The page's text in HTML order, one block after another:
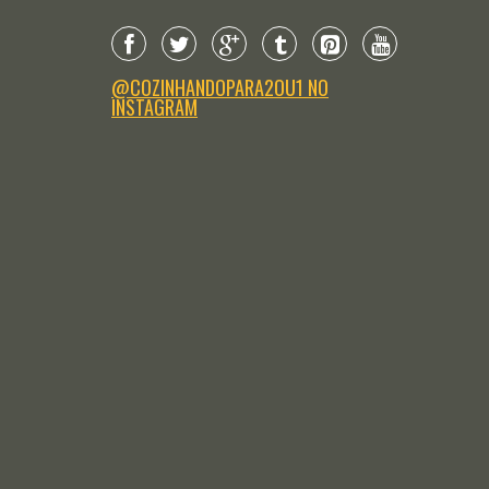
@COZINHANDOPARA2OU1 NO
INSTAGRAM